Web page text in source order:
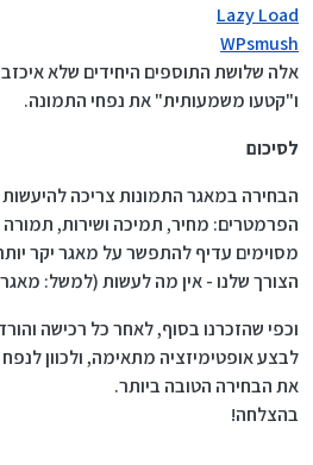
Lazy Load
WPsmush
אלה שלושת התוספים היחידים שלא
ו"קטעו משמעותית" את נפחי התמונה.
לסיכום
הבחירה במאגר התמונות צריכה
הפרמטרים: מחיר, תמיכה ושירות, תמורה
מסוימים עדיף להתפשר על מאגר יקר
הצורך שלנו - אין מה לעשות (למשל:
וכפי שהזכרנו בסוף, לאחר כל רכישה
את הבחירה הטובה ביותר.
בהצלחה!